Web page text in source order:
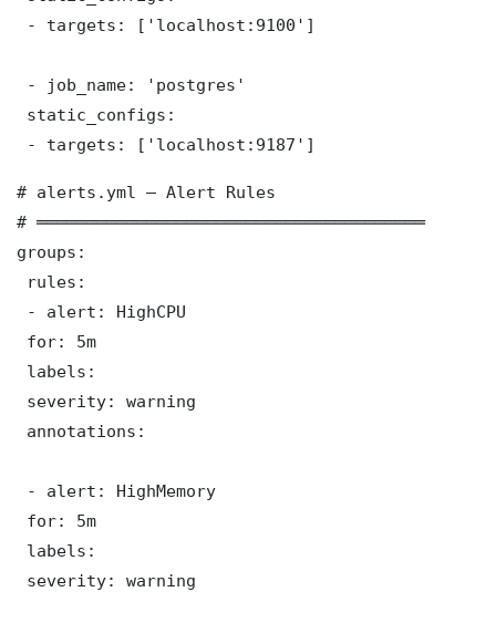
- targets: ['localhost:9100']
- job_name: 'postgres'
static_configs:
- targets: ['localhost:9187']
# alerts.yml — Alert Rules
# ═══════════════════════════════════════
groups:
rules:
- alert: HighCPU
for: 5m
labels:
severity: warning
annotations:
- alert: HighMemory
for: 5m
labels:
severity: warning